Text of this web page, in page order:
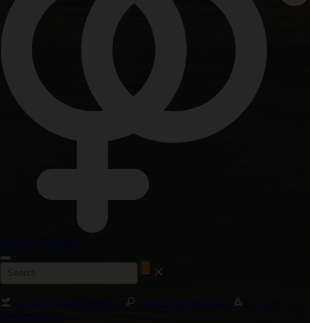
Semillas Regulares
Semillas Autoflorecientes Semillas Feminizadas
Nuevos
Lanzamientos